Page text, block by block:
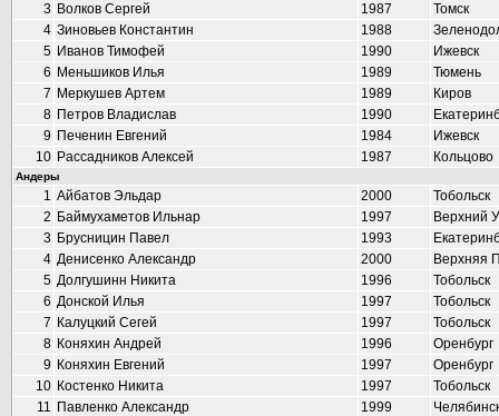
3 Волков Сергей 1987
Томск
4 Зиновьев Константин 1988
5 Иванов Тимофей 1990
Ижевск
6 Меньшиков Илья 1989
Тюмень
7 Меркушев Артем 1989
Киров
8 Петров Владислав 1990
9 Печенин Евгений 1984
Ижевск
10 Рассадников Алексей 1987 Кольцово
Андеры
1 Айбатов Эльдар 2000
Тобольск
2 Баймухаметов Ильнар 1997
Верхний
3 Брусницин Павел 1993
4 Денисенко Александр 2000
Верхняя
5 Долгушинн Никита 1996
Тобольск
6 Донской Илья 1997
Тобольск
7 Калуцкий Сегей 1997
Тобольск
8 Коняхин Андрей 1996
Оренбург
9 Коняхин Евгений 1997
Оренбург
10 Костенко Никита 1997
Тобольск
11 Павленко Александр 1999